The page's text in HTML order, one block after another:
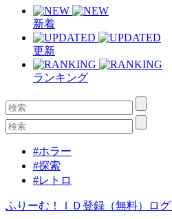
新着
更新
ランキング
#ホラー
#探索
#レトロ
ふりーむ！ＩＤ登録（無料） ロ